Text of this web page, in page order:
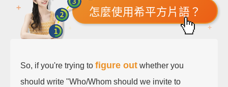
怎麼使用希平方片語？
So, if you're trying to figure out whether you
should write "Who/Whom should we invite to